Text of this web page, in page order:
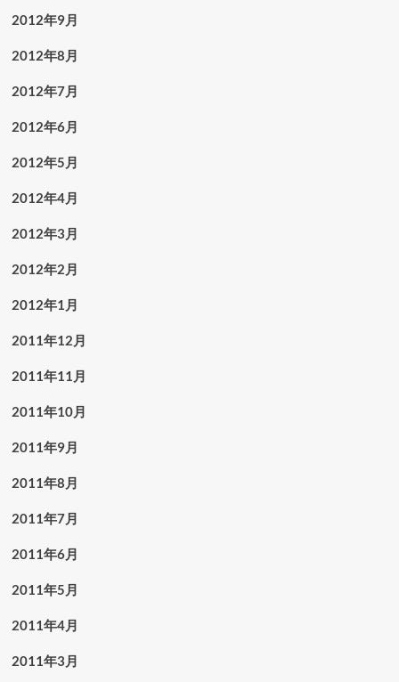
2012年9月
2012年8月
2012年7月
2012年6月
2012年5月
2012年4月
2012年3月
2012年2月
2012年1月
2011年12月
2011年11月
2011年10月
2011年9月
2011年8月
2011年7月
2011年6月
2011年5月
2011年4月
2011年3月